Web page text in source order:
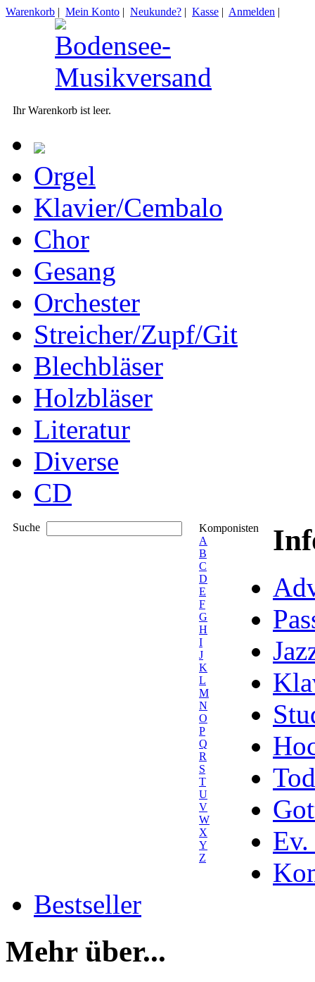
Warenkorb | Mein Konto | Neukunde? | Kasse | Anmelden |
Ihr Warenkorb ist leer.
Orgel
Klavier/Cembalo
Chor
Gesang
Orchester
Streicher/Zupf/Git
Blechbläser
Holzbläser
Literatur
Diverse
CD
Suche
Komponisten
A
B
C
D
E
F
G
H
I
J
K
L
M
N
O
P
Q
R
S
T
U
V
W
X
Y
Z
Ev.
Bestseller
Mehr über...